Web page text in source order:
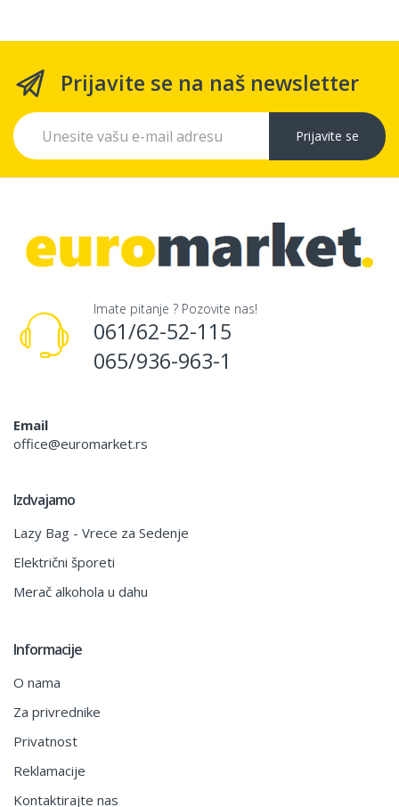
Prijavite se na naš newsletter
Prijavite se
Imate pitanje ? Pozovite nas!
061/62-52-115
065/936-963-1
Email
office@euromarket.rs
Izdvajamo
Lazy Bag - Vrece za Sedenje
Električni šporeti
Merač alkohola u dahu
Informacije
O nama
Za privrednike
Privatnost
Reklamacije
Kontaktirajte nas